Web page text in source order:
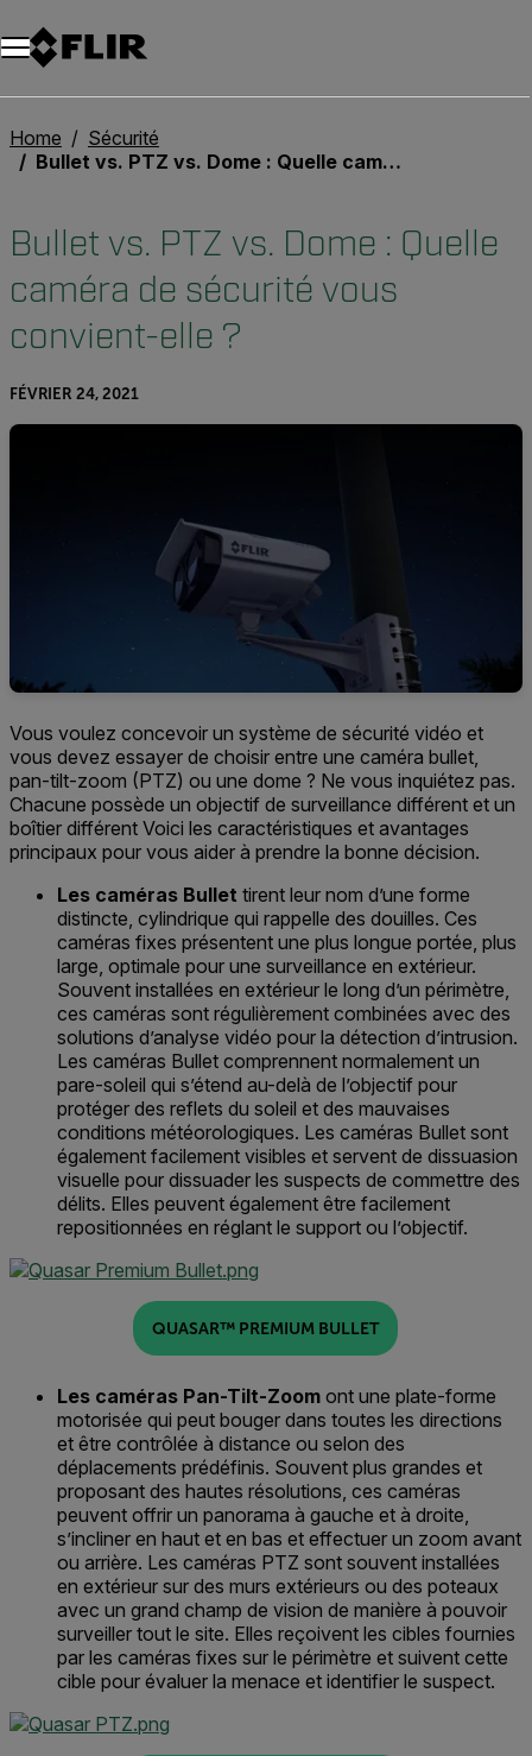
Unread messages
Modèle
Supprimer
articles
article
Ajouter au panier
Ajouté au panier
Home
Sécurité
Bullet vs. PTZ vs. Dome : Quelle caméra de sécurité vous convient-elle ?
Bullet vs. PTZ vs. Dome : Quelle
caméra de sécurité vous
convient-elle ?
FÉVRIER 24, 2021
Vous voulez concevoir un système de sécurité vidéo et
vous devez essayer de choisir entre une caméra bullet,
pan-tilt-zoom (PTZ) ou une dome ? Ne vous inquiétez pas.
Chacune possède un objectif de surveillance différent et un
boîtier différent Voici les caractéristiques et avantages
principaux pour vous aider à prendre la bonne décision.
Les caméras Bullet tirent leur nom d’une forme
distincte, cylindrique qui rappelle des douilles. Ces
caméras fixes présentent une plus longue portée, plus
large, optimale pour une surveillance en extérieur.
Souvent installées en extérieur le long d’un périmètre,
ces caméras sont régulièrement combinées avec des
solutions d’analyse vidéo pour la détection d’intrusion.
Les caméras Bullet comprennent normalement un
pare-soleil qui s’étend au-delà de l’objectif pour
protéger des reflets du soleil et des mauvaises
conditions météorologiques. Les caméras Bullet sont
également facilement visibles et servent de dissuasion
visuelle pour dissuader les suspects de commettre des
délits. Elles peuvent également être facilement
repositionnées en réglant le support ou l’objectif.
QUASAR™ PREMIUM BULLET
Les caméras Pan-Tilt-Zoom ont une plate-forme
motorisée qui peut bouger dans toutes les directions
et être contrôlée à distance ou selon des
déplacements prédéfinis. Souvent plus grandes et
proposant des hautes résolutions, ces caméras
peuvent offrir un panorama à gauche et à droite,
s’incliner en haut et en bas et effectuer un zoom avant
ou arrière. Les caméras PTZ sont souvent installées
en extérieur sur des murs extérieurs ou des poteaux
avec un grand champ de vision de manière à pouvoir
surveiller tout le site. Elles reçoivent les cibles fournies
par les caméras fixes sur le périmètre et suivent cette
cible pour évaluer la menace et identifier le suspect.